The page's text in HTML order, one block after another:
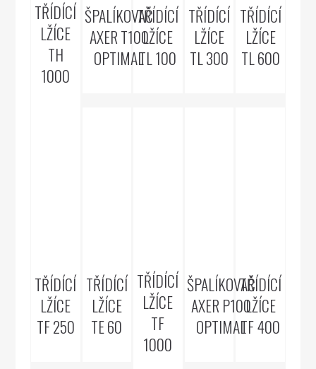
TŘÍDÍCÍ
LŽÍCE
TH
1000
ŠPALÍKOVAČ
AXER T100
OPTIMAL
TŘÍDÍCÍ
LŽÍCE
TL 100
TŘÍDÍCÍ
LŽÍCE
TL 300
TŘÍDÍCÍ
LŽÍCE
TL 600
TŘÍDÍCÍ
LŽÍCE
TF 250
TŘÍDÍCÍ
LŽÍCE
TE 60
TŘÍDÍCÍ
LŽÍCE
TF
1000
ŠPALÍKOVAČ
AXER P100
OPTIMAL
TŘÍDÍCÍ
LŽÍCE
TF 400